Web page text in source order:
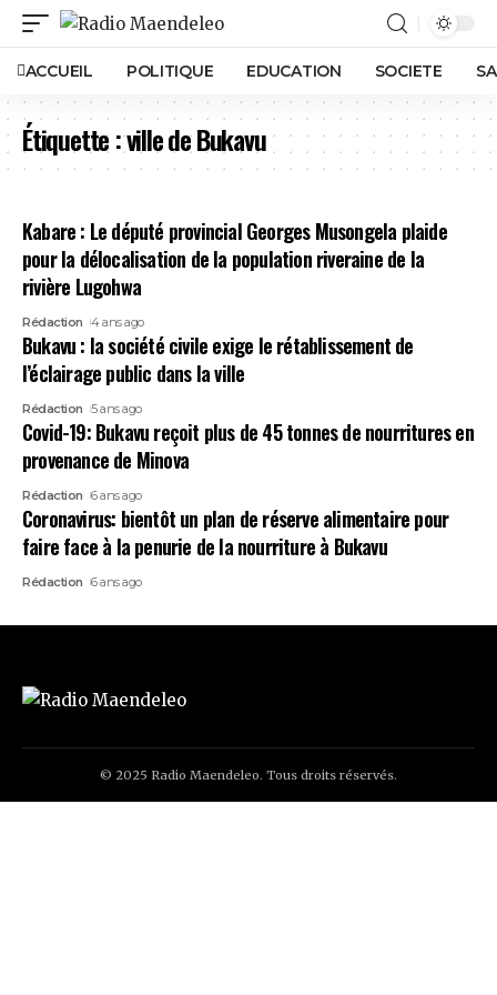
ACCUEIL POLITIQUE EDUCATION SOCIETE
Étiquette :ville de Bukavu
Kabare : Le député provincial Georges Musongela plaide
pour la délocalisation de la population riveraine de la
rivière Lugohwa
Rédaction 4 ans ago
Bukavu : la société civile exige le rétablissement de
l’éclairage public dans la ville
Rédaction 5 ans ago
Covid-19: Bukavu reçoit plus de 45 tonnes de nourritures en
provenance de Minova
Rédaction 6 ans ago
Coronavirus: bientôt un plan de réserve alimentaire pour
faire face à la penurie de la nourriture à Bukavu
Rédaction 6 ans ago
© 2025 Radio Maendeleo. Tous droits réservés.